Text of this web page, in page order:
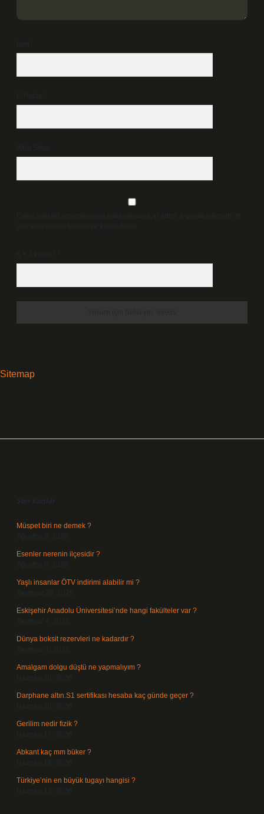
İsim*
E-Posta*
Web Sitesi
Daha sonraki yorumlarımda kullanılması için adım, e-posta adresim ve
site adresim bu tarayıcıya kaydedilsin.
6 + 2 kaçtır?
Sitemap
Son Yazılar
Müspet biri ne demek ?
Ağustos 8, 2026
Esenler nerenin ilçesidir ?
Ağustos 6, 2026
Yaşlı insanlar ÖTV indirimi alabilir mi ?
Temmuz 26, 2026
Eskişehir Anadolu Üniversitesi’nde hangi fakülteler var ?
Temmuz 4, 2026
Dünya boksit rezervleri ne kadardır ?
Temmuz 1, 2026
Amalgam dolgu düştü ne yapmalıyım ?
Haziran 30, 2026
Darphane altın.S1 sertifikası hesaba kaç günde geçer ?
Haziran 20, 2026
Gerilim nedir fizik ?
Haziran 17, 2026
Abkant kaç mm büker ?
Haziran 16, 2026
Türkiye’nin en büyük tugayı hangisi ?
Haziran 13, 2026